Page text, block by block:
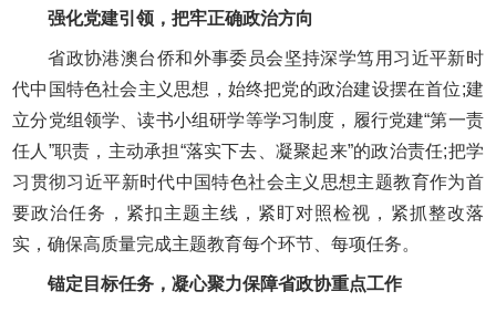
强化党建引领，把牢正确政治方向
省政协港澳台侨和外事委员会坚持深学笃用习近平新时
代中国特色社会主义思想，始终把党的政治建设摆在首位;建
立分党组领学、读书小组研学等学习制度，履行党建“第一责
任人”职责，主动承担“落实下去、凝聚起来”的政治责任;把学
习贯彻习近平新时代中国特色社会主义思想主题教育作为首
要政治任务，紧扣主题主线，紧盯对照检视，紧抓整改落
实，确保高质量完成主题教育每个环节、每项任务。
锚定目标任务，凝心聚力保障省政协重点工作